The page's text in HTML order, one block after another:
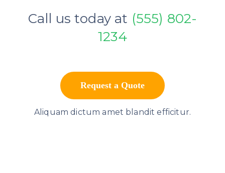
Call us today at (555) 802-
1234
Request a Quote
Aliquam dictum amet blandit efficitur.